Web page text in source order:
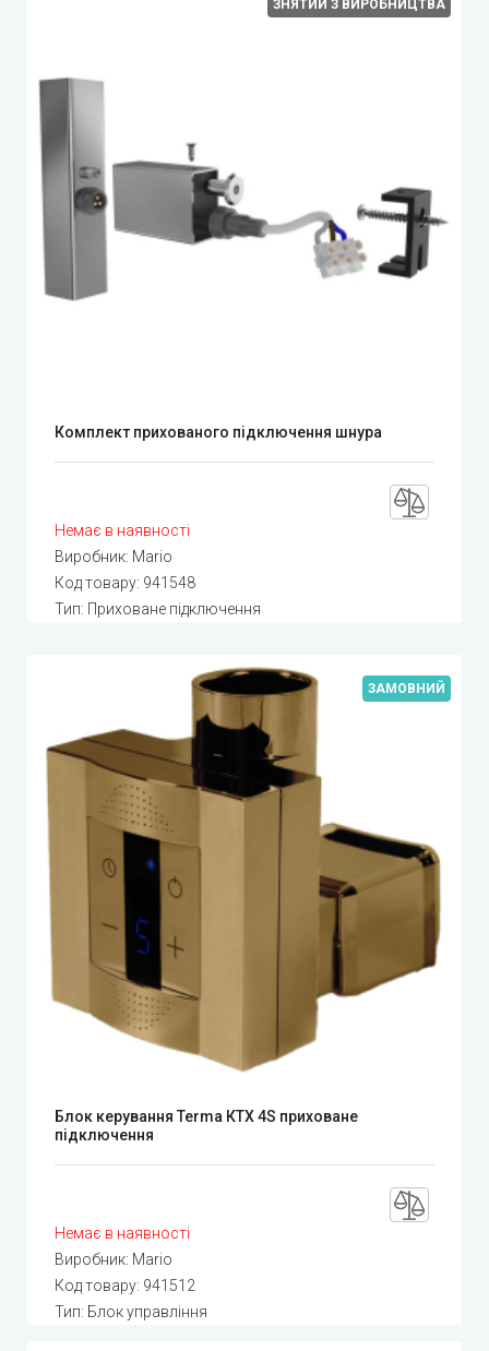
ЗНЯТИЙ З ВИРОБНИЦТВА
Комплект прихованого підключення шнура
Немає в наявності
Виробник: Mario
Код товару: 941548
Тип: Приховане підключення
ЗАМОВНИЙ
Блок керування Terma КТХ 4S приховане
підключення
Немає в наявності
Виробник: Mario
Код товару: 941512
Тип: Блок управління